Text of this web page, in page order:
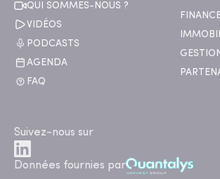
QUI SOMMES-NOUS ?
VIDÉOS
PODCASTS
AGENDA
FAQ
Suivez-nous sur
Données fournies par